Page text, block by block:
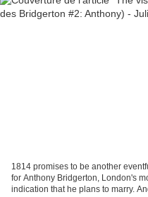
1814 promises to be another
for Anthony Bridgerton, London's
indication that he plans to marry.